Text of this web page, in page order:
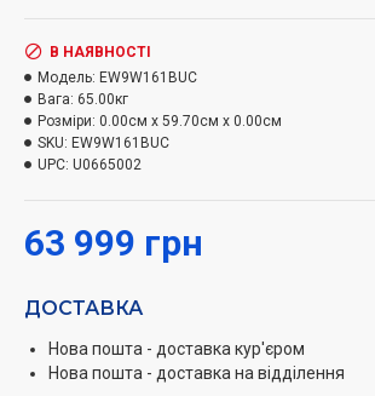
63 999 грн
В НАЯВНОСТІ
Модель: EW9W161BUC
Вага: 65.00кг
Розміри: 0.00см x 59.70см x 0.00см
SKU: EW9W161BUC
UPC: U0665002
ДОСТАВКА
Нова пошта - доставка кур'єром
Нова пошта - доставка на відділення